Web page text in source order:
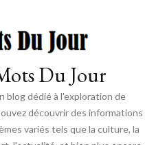
Du Jour
blog dédié à l'exploration de
découvrir des informations
variés tels que la culture, la